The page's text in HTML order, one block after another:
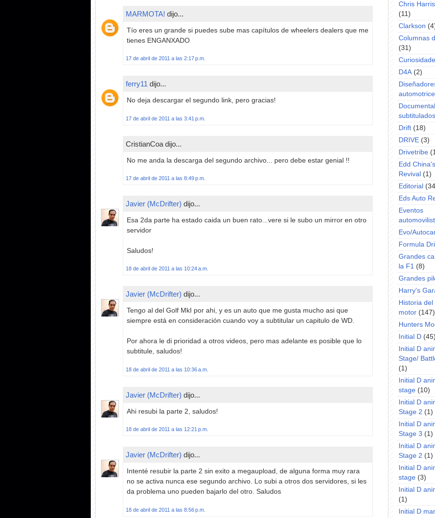
MARMOTA! dijo...
Tío eres un grande si puedes sube mas capítulos de wheelers dealers que me
tienes ENGANXADO
17 de abril de 2011 a las 2:17 p.m.
ferry11 dijo...
No deja descargar el segundo link, pero gracias!
17 de abril de 2011 a las 3:41 p.m.
CristianCoa dijo...
No me anda la descarga del segundo archivo... pero debe estar genial !!
17 de abril de 2011 a las 8:49 p.m.
Javier (McDrifter) dijo...
Esa 2da parte ha estado caida un buen rato...vere si le subo un mirror en otro
servidor
Saludos!
18 de abril de 2011 a las 10:24 a.m.
Javier (McDrifter) dijo...
Tengo al del Golf MkI por ahi, y es un auto que me gusta mucho asi que
siempre está en consideración cuando voy a subtitular un capitulo de WD.
Por ahora le di prioridad a otros videos, pero mas adelante es posible que lo
subtitule, saludos!
18 de abril de 2011 a las 10:36 a.m.
Javier (McDrifter) dijo...
Ahi resubi la parte 2, saludos!
18 de abril de 2011 a las 12:21 p.m.
Javier (McDrifter) dijo...
Intenté resubir la parte 2 sin exito a megaupload, de alguna forma muy rara
no se activa nunca ese segundo archivo. Lo subi a otros dos servidores, si les
da problema uno pueden bajarlo del otro. Saludos
18 de abril de 2011 a las 8:56 p.m.
Chris
(11)
Clarkson
Columnas
(31)
D4A (2)
subtitulados
Drift (18)
DRIVE (3)
Drivetribe
Edd
Revival (1)
Editorial
Eds Auto
Eventos
Evo/
Formula
Grandes
la F1 (8)
Grandes
Harry's
Historia
motor (147)
Hunters
Initial D
Initial D
Stage/
(1)
Initial D
stage (10)
Initial D
Stage 2 (1)
Initial D
Stage 3 (1)
Initial D
Stage 2 (1)
Initial D
stage (3)
Initial D
(1)
Initial D